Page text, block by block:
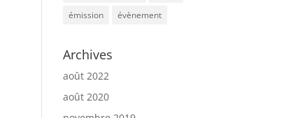
émission
évènement
Archives
août 2022
août 2020